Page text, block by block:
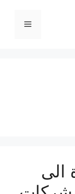
القائمة